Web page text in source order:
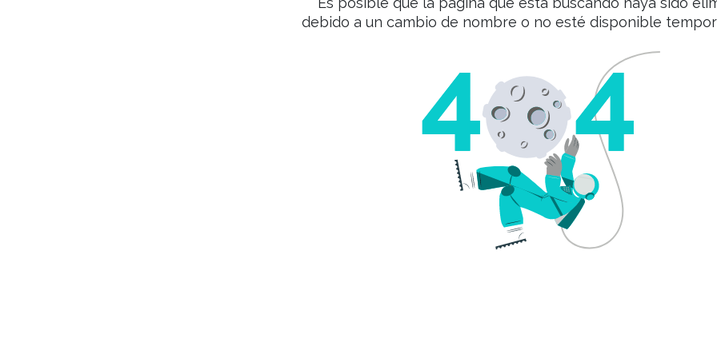
debido a un cambio de nombre o no esté disponible